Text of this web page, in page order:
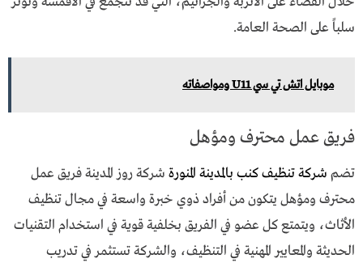
سلباً على الصحة العامة.
موبايل اتش تي سي U11 ومواصفاته
فريق عمل محترف ومؤهل
تضم شركة تنظيف كنب بالمدينة المنورة شركة روز المدينة فريق عمل
محترف ومؤهل يتكون من أفراد ذوي خبرة واسعة في مجال تنظيف
الأثاث، ويتمتع كل عضو في الفريق بخلفية قوية في استخدام التقنيات
الحديثة والمعايير المهنية في التنظيف، والشركة تستثمر في تدريب